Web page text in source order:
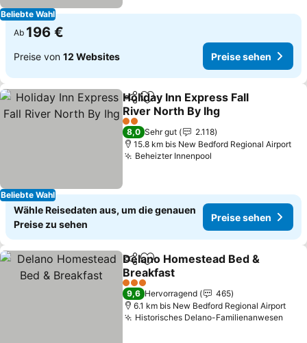
Beliebte Wahl
Ab 196 €
Preise von 12 Websites Preise sehen
Beliebte Wahl
TeilenZu Favoriten hinzufügen
Holiday Inn Express Fall
River North By Ihg
2 Sterne
8,0 Sehr gut
2.118
15.8 km bis New Bedford Regional Airport
Beheizter Innenpool
Wähle Reisedaten aus, um die genauen
Preise zu sehen
Preise sehen
TeilenZu Favoriten hinzufügen
Delano Homestead Bed &
Breakfast
3 Sterne
9,6 Hervorragend
465
6.1 km bis New Bedford Regional Airport
Historisches Delano-Familienanwesen